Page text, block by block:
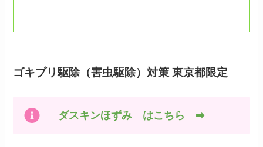
ゴキブリ駆除（害虫駆除）対策 東京都限定
ダスキンほずみ はこちら ➡